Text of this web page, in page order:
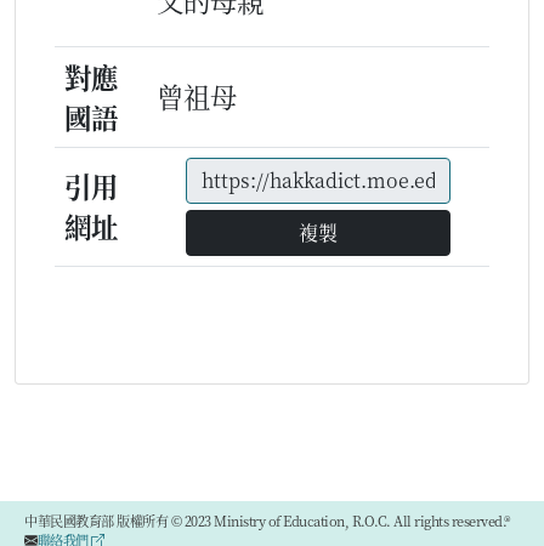
對應
國語
曾祖母
引用
網址
複製
中華民國教育部 版權所有 © 2023 Ministry of Education, R.O.C. All rights reserved.®
聯絡我們